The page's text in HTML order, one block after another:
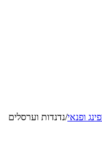
ופנאי/נדנדות וערסלים